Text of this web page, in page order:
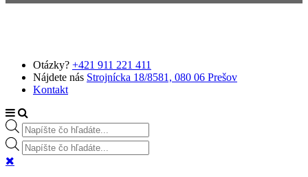
Otázky? +421 911 221 411
Nájdete nás Strojnícka 18/8581, 080 06 Prešov
Kontakt
Products search
Products search